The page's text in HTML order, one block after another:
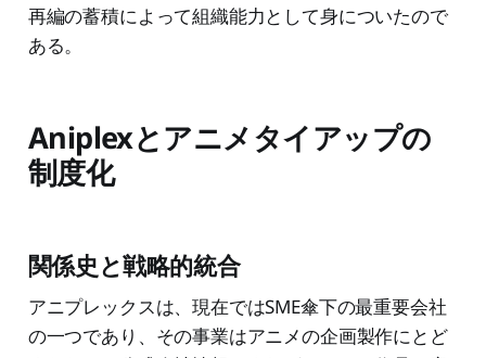
再編の蓄積によって組織能力として身についたので
ある。
Aniplexとアニメタイアップの
制度化
関係史と戦略的統合
アニプレックスは、現在ではSME傘下の最重要会社
の一つであり、その事業はアニメの企画製作にとど